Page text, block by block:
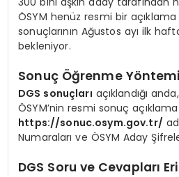
ÖSYM henüz resmi bir
sonuçlarının Ağustos ayı ilk
bekleniyor.
Sonuç Öğrenme Yöntemi
DGS sonuçları açıklandığı
ÖSYM’nin resmi sonuç
https://sonuc.osym.gov.tr/
Numaraları ve ÖSYM Aday
DGS Soru ve Cevapları